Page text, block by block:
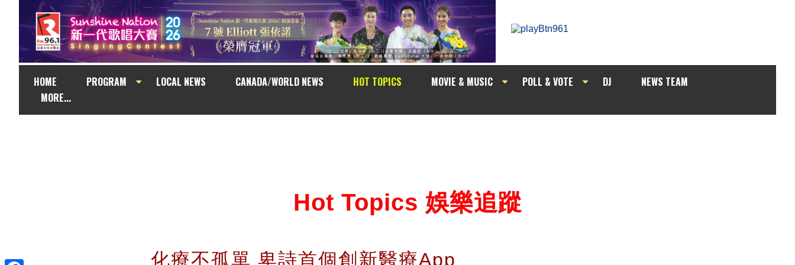
HOME PROGRAM LOCAL NEWS CANADA/WORLD NEWS HOT TOPICS MOVIE & MUSIC POLL & VOTE DJ
NEWS TEAM
MORE...
Hot Topics 娛樂追蹤
化療不孤單 卑詩首個創新醫療App